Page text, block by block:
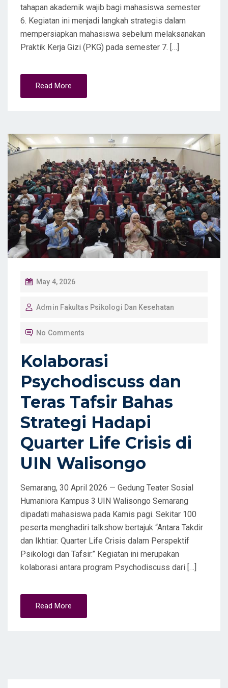
tahapan akademik wajib bagi mahasiswa semester
6. Kegiatan ini menjadi langkah strategis dalam
mempersiapkan mahasiswa sebelum melaksanakan
Praktik Kerja Gizi (PKG) pada semester 7. […]
Read More
P
S
O
N
May 4, 2026
Admin Fakultas Psikologi Dan Kesehatan
No Comments
Kolaborasi
Psychodiscuss dan
Teras Tafsir Bahas
Strategi Hadapi
Quarter Life Crisis di
UIN Walisongo
Semarang, 30 April 2026 — Gedung Teater Sosial
Humaniora Kampus 3 UIN Walisongo Semarang
dipadati mahasiswa pada Kamis pagi. Sekitar 100
peserta menghadiri talkshow bertajuk “Antara Takdir
dan Ikhtiar: Quarter Life Crisis dalam Perspektif
Psikologi dan Tafsir.” Kegiatan ini merupakan
kolaborasi antara program Psychodiscuss dari […]
Read More